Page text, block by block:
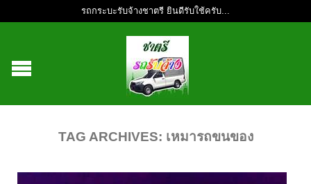
รถกระบะรับจ้างชาตรี ยินดีรับใช้ครับ...
TAG ARCHIVES: เหมารถขนของ